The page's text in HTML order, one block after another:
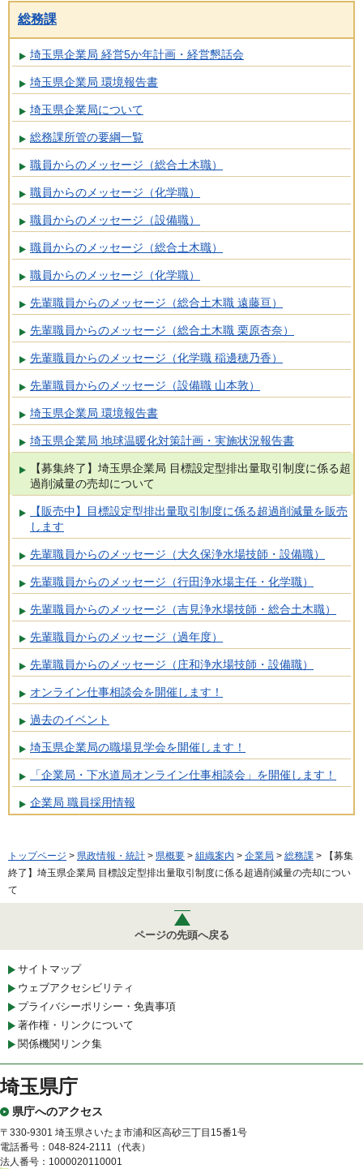
総務課
埼玉県企業局 経営5か年計画・経営懇話会
埼玉県企業局 環境報告書
埼玉県企業局について
総務課所管の要綱一覧
職員からのメッセージ（総合土木職）
職員からのメッセージ（化学職）
職員からのメッセージ（設備職）
職員からのメッセージ（総合土木職）
職員からのメッセージ（化学職）
先輩職員からのメッセージ（総合土木職 遠藤亘）
先輩職員からのメッセージ（総合土木職 栗原杏奈）
先輩職員からのメッセージ（化学職 稲邊穂乃香）
先輩職員からのメッセージ（設備職 山本敦）
埼玉県企業局 環境報告書
埼玉県企業局 地球温暖化対策計画・実施状況報告書
【募集終了】埼玉県企業局 目標設定型排出量取引制度に係る超
過削減量の売却について
【販売中】目標設定型排出量取引制度に係る超過削減量を販売
します
先輩職員からのメッセージ（大久保浄水場技師・設備職）
先輩職員からのメッセージ（行田浄水場主任・化学職）
先輩職員からのメッセージ（吉見浄水場技師・総合土木職）
先輩職員からのメッセージ（過年度）
先輩職員からのメッセージ（庄和浄水場技師・設備職）
オンライン仕事相談会を開催します！
過去のイベント
埼玉県企業局の職場見学会を開催します！
「企業局・下水道局オンライン仕事相談会」を開催します！
企業局 職員採用情報
トップページ > 県政情報・統計 > 県概要 > 組織案内 > 企業局 > 総務課 > 【募集
終了】埼玉県企業局 目標設定型排出量取引制度に係る超過削減量の売却につい
て
ページの先頭へ戻る
サイトマップ
ウェブアクセシビリティ
プライバシーポリシー・免責事項
著作権・リンクについて
関係機関リンク集
埼玉県庁
県庁へのアクセス
〒330-9301 埼玉県さいたま市浦和区高砂三丁目15番1号
電話番号：048-824-2111（代表）
法人番号：1000020110001